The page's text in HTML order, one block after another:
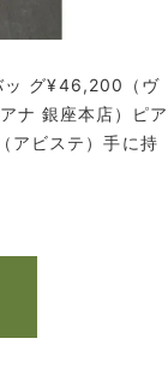
ッ グ¥46,200（ヴ
ナ 銀座本店）ピア
アビステ）手に持